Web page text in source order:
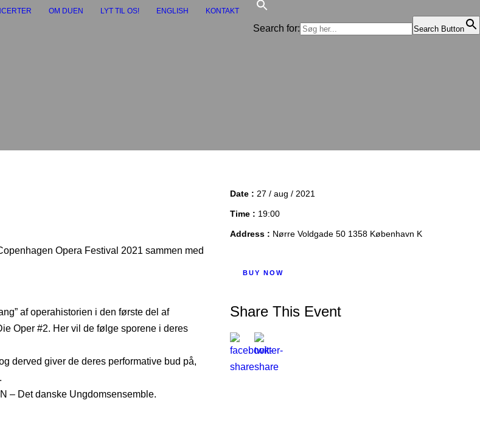
OM DUEN LYT TIL OS! ENGLISH KONTAKT
Search for: Search Button
Date : 27 / aug / 2021
Time : 19:00
Address : Nørre Voldgade 50 1358 København K
BUY NOW
Share This Event
Opera Festival 2021 sammen med
af operahistorien i den første del af
Oper #2. Her vil de følge sporene i deres
derved giver de deres performative bud på,
– Det danske Ungdomsensemble.